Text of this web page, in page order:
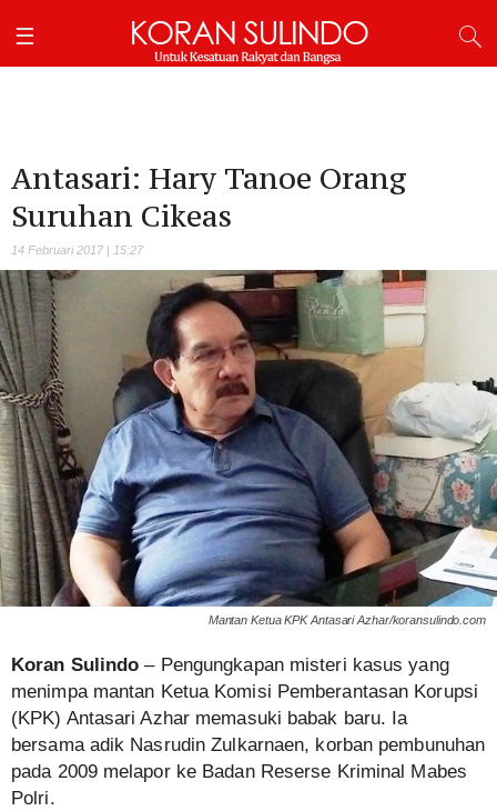
Antasari: Hary Tanoe Orang
Suruhan Cikeas
14 Februari 2017 | 15:27
Mantan Ketua KPK Antasari Azhar/koransulindo.com
Koran Sulindo – Pengungkapan misteri kasus yang
menimpa mantan Ketua Komisi Pemberantasan Korupsi
(KPK) Antasari Azhar memasuki babak baru. Ia
bersama adik Nasrudin Zulkarnaen, korban pembunuhan
pada 2009 melapor ke Badan Reserse Kriminal Mabes
Polri.